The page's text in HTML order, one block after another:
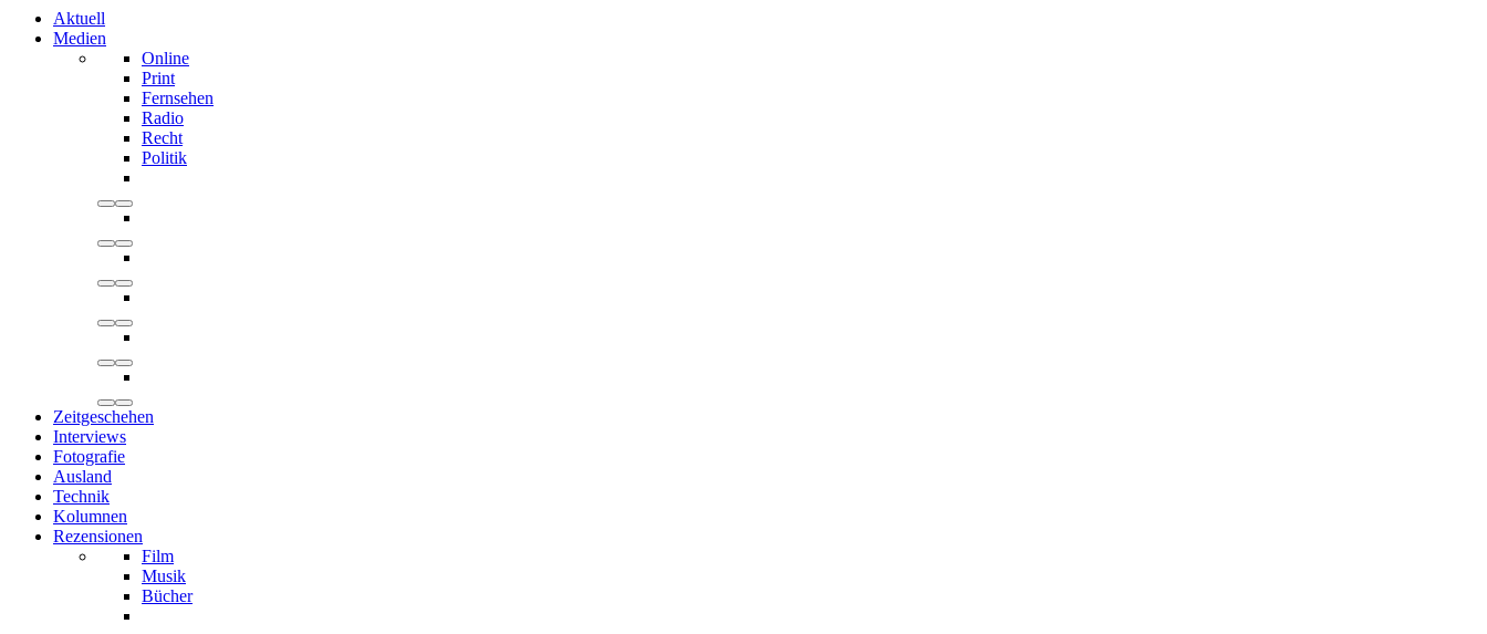
Aktuell
Medien
Online
Print
Fernsehen
Radio
Recht
Politik
Zeitgeschehen
Interviews
Fotografie
Ausland
Technik
Kolumnen
Rezensionen
Film
Musik
Bücher